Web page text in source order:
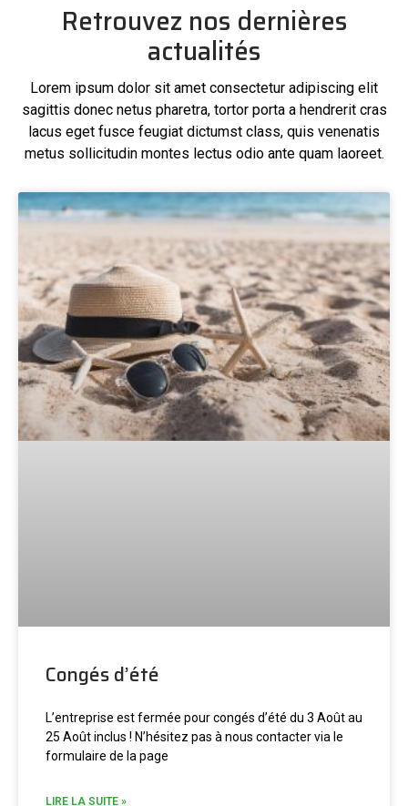
Retrouvez nos dernières
actualités
Lorem ipsum dolor sit amet consectetur adipiscing elit
sagittis donec netus pharetra, tortor porta a hendrerit cras
lacus eget fusce feugiat dictumst class, quis venenatis
metus sollicitudin montes lectus odio ante quam laoreet.
Congés d’été
L’entreprise est fermée pour congés d’été du 3 Août au
25 Août inclus ! N’hésitez pas à nous contacter via le
formulaire de la page
LIRE LA SUITE »